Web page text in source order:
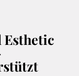
Esthetic